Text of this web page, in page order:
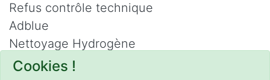
Cookies !
Refus contrôle technique
Adblue
Nettoyage Hydrogène
Contact